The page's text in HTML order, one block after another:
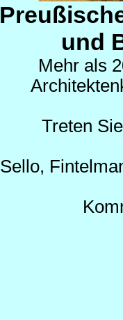
und
Mehr als
Treten
Sello,